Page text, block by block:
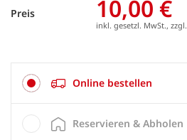
Preis 10,00 €
inkl. gesetzl. MwSt., zzgl.
Online bestellen
Reservieren & Abholen